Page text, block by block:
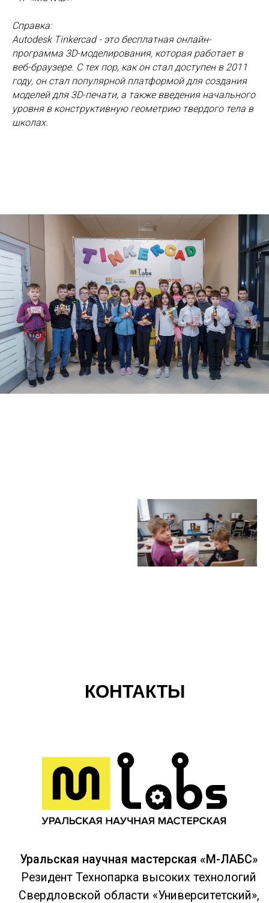
Справка:
Autodesk Tinkercad - это бесплатная онлайн-
программа 3D-моделирования, которая работает в
веб-браузере. С тех пор, как он стал доступен в 2011
году, он стал популярной платформой для создания
моделей для 3D-печати, а также введения начального
уровня в конструктивную геометрию твердого тела в
школах.
КОНТАКТЫ
Политика обработки персональных данных
Согласие на обработку персональных
данных
Главная
Курсы
О нас